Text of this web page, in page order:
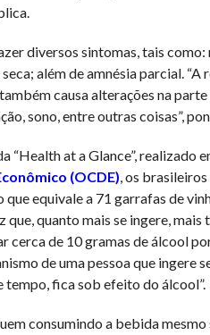
diversos sintomas, tais
além de amnésia parcial.
causa alterações na
sono, entre outras coisas”,
“Health at a Glance”, realizado
(OCDE), os
equivale a 71 garrafas de
que, quanto mais se ingere,
cerca de 10 gramas de álcool
de uma pessoa que ingere
tempo, fica sob efeito do álcool”.
consumindo a bebida